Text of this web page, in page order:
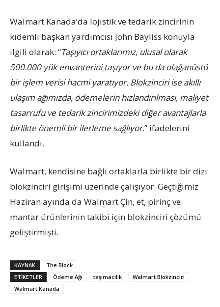
Walmart Kanada’da lojistik ve tedarik zincirinin
kıdemli başkan yardımcısı John Bayliss konuyla
ilgili olarak: “Taşıyıcı ortaklarımız, ulusal olarak
500.000 yük envanterini taşıyor ve bu da olağanüstü
bir işlem verisi hacmi yaratıyor. Blokzinciri ise akıllı
ulaşım ağımızda, ödemelerin hızlandırılması, maliyet
tasarrufu ve tedarik zincirimizdeki diğer avantajlarla
birlikte önemli bir ilerleme sağlıyor.” ifadelerini
kullandı.
Walmart, kendisine bağlı ortaklarla birlikte bir dizi
blokzinciri girişimi üzerinde çalışıyor. Geçtiğimiz
Haziran ayında da Walmart Çin, et, pirinç ve
mantar ürünlerinin takibi için blokzinciri çözümü
geliştirmişti.
KAYNAK
The Block
ETIKETLER
Ödeme Ağı taşımacılık
Walmart Blokzinciri
Walmart Kanada